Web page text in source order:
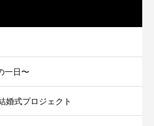
一日〜
婚式プロジェクト